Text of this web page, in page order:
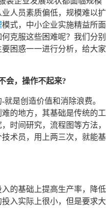
人员素质偏低，规模难以扩
模式，中小企业实施精益所面
克服这些困难呢？我们分别
困惑一一进行分析，给大家
会，操作不起来?
是创造价值和消除浪费。
的地方，其基础是传统的工
时间研究，流程图等方法，
术员，用上两三次，就能基
的基础上提高生产率，降低
入实际上很小，但是要求大